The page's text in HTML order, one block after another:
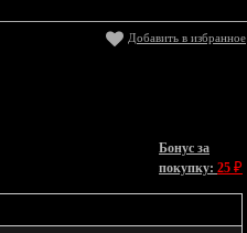
Добавить в избранное
Бонус за
покупку: 25 ₽